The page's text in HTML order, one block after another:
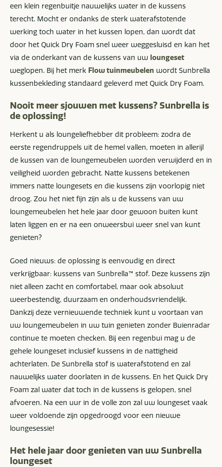
een klein regenbuitje nauwelijks water in de kussens
terecht. Mocht er ondanks de sterk waterafstotende
werking toch water in het kussen lopen, dan wordt dat
door het Quick Dry Foam snel weer weggesluisd en kan het
via de onderkant van de kussens van uw loungeset
weglopen. Bij het merk Flow tuinmeubelen wordt Sunbrella
kussenbekleding standaard geleverd met Quick Dry Foam.
Nooit meer sjouwen met kussens? Sunbrella is
de oplossing!
Herkent u als loungeliefhebber dit probleem: zodra de
eerste regendruppels uit de hemel vallen, moeten in allerijl
de kussen van de loungemeubelen worden verwijderd en in
veiligheid worden gebracht. Natte kussens betekenen
immers natte loungesets en die kussens zijn voorlopig niet
droog. Zou het niet fijn zijn als u de kussens van uw
loungemeubelen het hele jaar door gewoon buiten kunt
laten liggen en er na een onweersbui weer snel van kunt
genieten?
Goed nieuws: de oplossing is eenvoudig en direct
verkrijgbaar: kussens van Sunbrella™ stof. Deze kussens zijn
niet alleen zacht en comfortabel, maar ook absoluut
weerbestendig, duurzaam en onderhoudsvriendelijk.
Dankzij deze vernieuwende techniek kunt u voortaan van
uw loungemeubelen in uw tuin genieten zonder Buienradar
continue te moeten checken. Bij een regenbui mag u de
gehele loungeset inclusief kussens in de nattigheid
achterlaten. De Sunbrella stof is waterafstotend en zal
nauwelijks water doorlaten in de kussens. En het Quick Dry
Foam zal water dat toch in de kussens is gelopen, snel
afvoeren. Na een uur in de volle zon zal uw loungeset vaak
weer voldoende zijn opgedroogd voor een nieuwe
loungesessie!
Het hele jaar door genieten van uw Sunbrella
loungeset